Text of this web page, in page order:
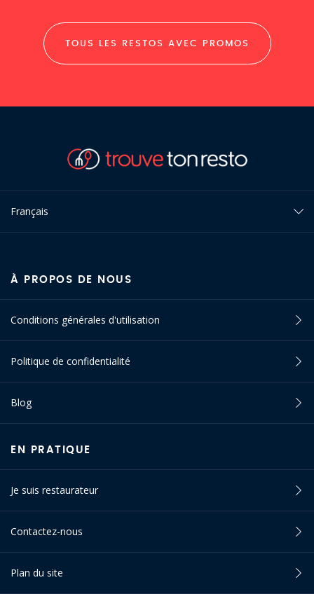
TOUS LES RESTOS AVEC PROMOS
Français
À PROPOS DE NOUS
Conditions générales d'utilisation
Politique de confidentialité
Blog
EN PRATIQUE
Je suis restaurateur
Contactez-nous
Plan du site